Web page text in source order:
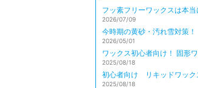
フッ素フリーワックスは本当
2026/07/09
今時期の黄砂・汚れ雪対策！
2026/05/01
ワックス初心者向け！ 固形
2025/08/18
初心者向け リキッドワック
2025/08/18